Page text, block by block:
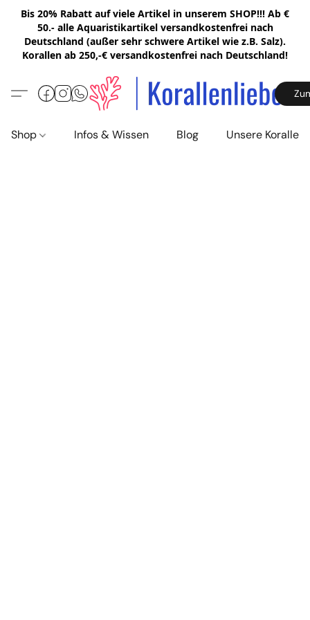
Bis 20% Rabatt auf viele Artikel in unserem SHOP!!! Ab €
50.- alle Aquaristikartikel versandkostenfrei nach
Deutschland (außer sehr schwere Artikel wie z.B. Salz).
Korallen ab 250,-€ versandkostenfrei nach Deutschland!
Shop Infos & Wissen Blog Unsere Korallen